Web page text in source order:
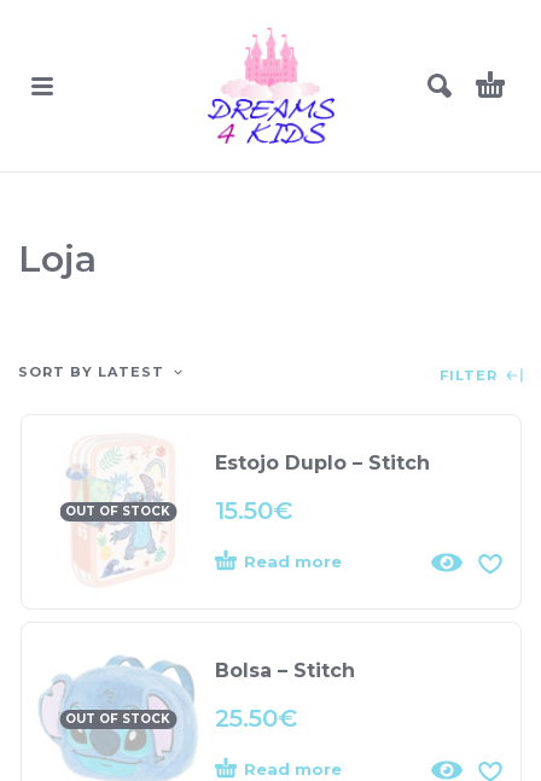
Loja
SORT BY LATEST FILTER
OUT OF STOCK
Estojo Duplo – Stitch
15.50€
Read more
OUT OF STOCK
Bolsa – Stitch
25.50€
Read more